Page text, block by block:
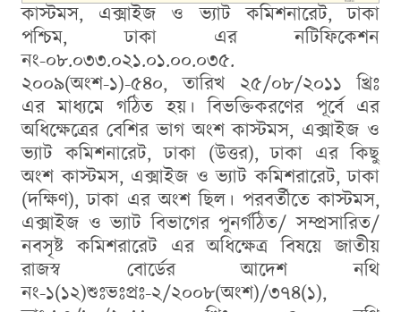
কাস্টমস, এক্সাইজ ও ভ্যাট কমিশনারেট, ঢাকা
পশ্চিম, ঢাকা এর নটিফিকেশন
নং-০৮.০৩৩.০২১.০১.০০.০৩৫.
২০০৯(অংশ-১)-৫৪০, তারিখ ২৫/০৮/২০১১ খ্রিঃ
এর মাধ্যমে গঠিত হয়। বিভক্তিকরণের পূর্বে এর
অধিক্ষেত্রের বেশির ভাগ অংশ কাস্টমস, এক্সাইজ ও
ভ্যাট কমিশনারেট, ঢাকা (উত্তর), ঢাকা এর কিছু
অংশ কাস্টমস, এক্সাইজ ও ভ্যাট কমিশরারেট, ঢাকা
(দক্ষিণ), ঢাকা এর অংশ ছিল। পরবর্তীতে কাস্টমস,
এক্সাইজ ও ভ্যাট বিভাগের পুনর্গঠিত/ সম্প্রসারিত/
নবসৃষ্ট কমিশরারেট এর অধিক্ষেত্র বিষয়ে জাতীয়
রাজস্ব বোর্ডের আদেশ নথি
নং-১(১২)শুঃভঃপ্রঃ-২/২০০৮(অংশ)/৩৭৪(১),